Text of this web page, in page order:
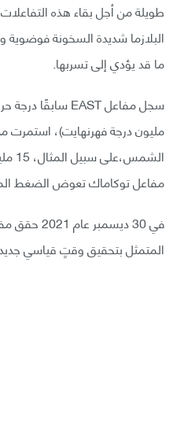
طويلة من أجل بقاء هذه
البلازما شديدة السخونة
ما قد يؤدي إلى تسربها.
مفاعل توكاماك تعوض الضغط
المتمثل بتحقيق وقتٍ قياسي جديد بلغ 1000